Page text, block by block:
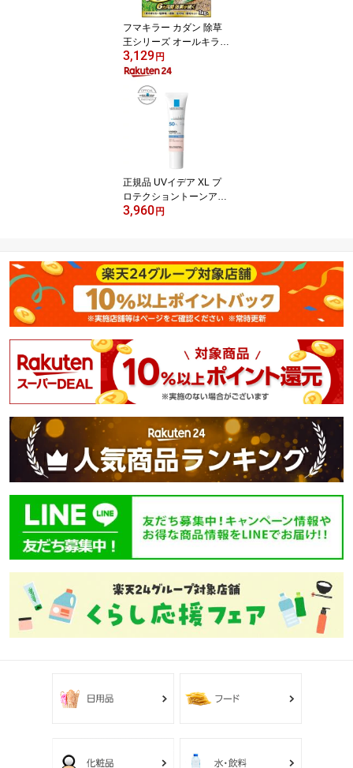
フマキラー カダン 除草
王シリーズ オールキラー
粒剤(3kg)【カダン】
3,129 円
正規品 UVイデア XL プ
ロテクショントーンアッ
プ ローズ(30ml)【lvp】
3,960 円